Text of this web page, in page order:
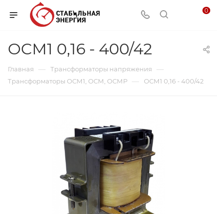
0
ОСМ1 0,16 - 400/42
Главная — Трансформаторы напряжения —
Трансформаторы ОСМ1, ОСМ, ОСМР — ОСМ1 0,16 - 400/42